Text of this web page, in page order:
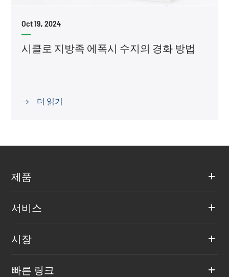
Oct 19, 2024
시클로 지방족 에폭시 수지의 경화 방법
 더 읽기
제품
서비스
시장
빠른 링크